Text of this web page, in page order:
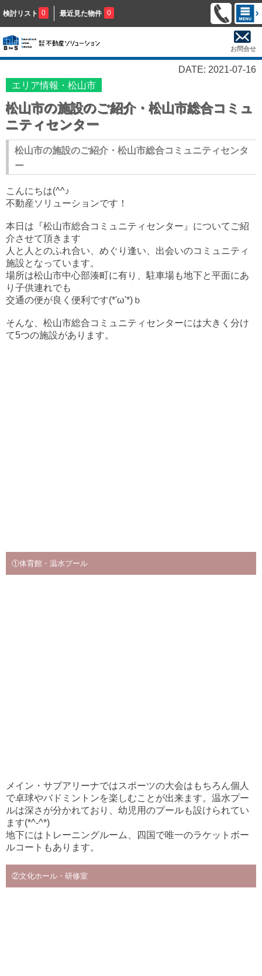
検討リスト 0 最近見た物件 0
お問合せ
DATE: 2021-07-16
エリア情報・松山市
松山市の施設のご紹介・松山市総合コミュ
ニティセンター
松山市の施設のご紹介・松山市総合コミュニティセンタ
ー
こんにちは(^^♪
不動産ソリューションです！
本日は『松山市総合コミュニティセンター』についてご紹
介させて頂きます
人と人とのふれ合い、めぐり逢い、出会いのコミュニティ
施設となっています。
場所は松山市中心部湊町に有り、駐車場も地下と平面にあ
り子供連れでも
交通の便が良く便利です(*'ω'*)ｂ
そんな、松山市総合コミュニティセンターには大きく分け
て5つの施設があります。
①体育館・温水プール
メイン・サブアリーナではスポーツの大会はもちろん個人
で卓球やバドミントンを楽しむことが出来ます。温水プー
ルは深さが分かれており、幼児用のプールも設けられてい
ます(*^-^*)
地下にはトレーニングルーム、
四国で唯一のラケットボー
ルコート もあります。
②文化ホール・研修室